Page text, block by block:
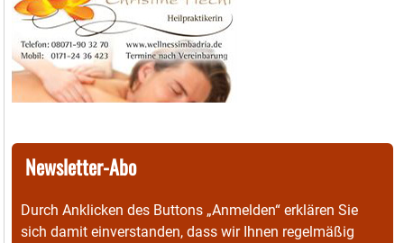
Newsletter-Abo
Durch Anklicken des Buttons „Anmelden“ erklären Sie
sich damit einverstanden, dass wir Ihnen regelmäßig